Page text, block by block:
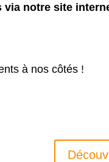
via notre site
à nos côtés !